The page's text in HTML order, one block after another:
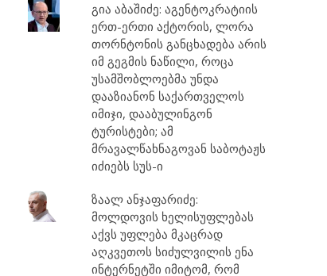
გია აბაშიძე: აგენტოკრატიის
ერთ-ერთი აქტორის, ლორა
თორნტონის განცხადება არის
იმ გეგმის ნაწილი, როცა
უსამშობლოებმა უნდა
დააზიანონ საქართველოს
იმიჯი, დააბულინგონ
ტურისტები; ამ
მრავალწახნაგოვან საბოტაჟს
იძიებს სუს-ი
ზაალ ანჯაფარიძე:
მოლდოვის ხელისუფლებას
აქვს უფლება მკაცრად
აღკვეთოს სიძულვილის ენა
ინტერნეტში იმიტომ, რომ